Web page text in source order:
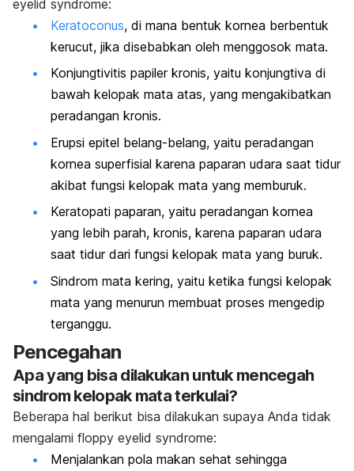
eyelid syndrome:
Keratoconus, di mana bentuk kornea berbentuk
kerucut, jika disebabkan oleh menggosok mata.
Konjungtivitis papiler kronis, yaitu konjungtiva di
bawah kelopak mata atas, yang mengakibatkan
peradangan kronis.
Erupsi epitel belang-belang, yaitu peradangan
kornea superfisial karena paparan udara saat tidur
akibat fungsi kelopak mata yang memburuk.
Keratopati paparan, yaitu peradangan kornea
yang lebih parah, kronis, karena paparan udara
saat tidur dari fungsi kelopak mata yang buruk.
Sindrom mata kering, yaitu ketika fungsi kelopak
mata yang menurun membuat proses mengedip
terganggu.
Pencegahan
Apa yang bisa dilakukan untuk mencegah
sindrom kelopak mata terkulai?
Beberapa hal berikut bisa dilakukan supaya Anda tidak
mengalami floppy eyelid syndrome:
Menjalankan pola makan sehat sehingga